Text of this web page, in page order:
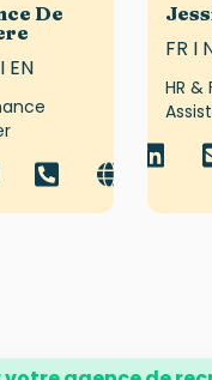
De
EN
FR I
HR &